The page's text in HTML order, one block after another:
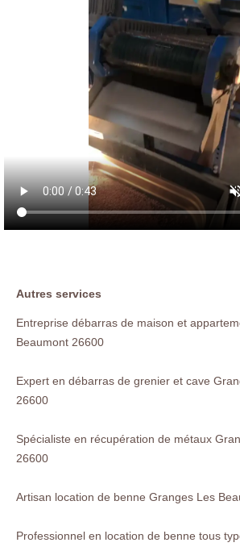
Autres services
Entreprise débarras de maison et
Beaumont 26600
Expert en débarras de grenier et cave
26600
Spécialiste en récupération de métaux
26600
Artisan location de benne Granges Les
Professionnel en location de benne tous